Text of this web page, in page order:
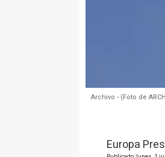
Archivo - (Foto de
Europa